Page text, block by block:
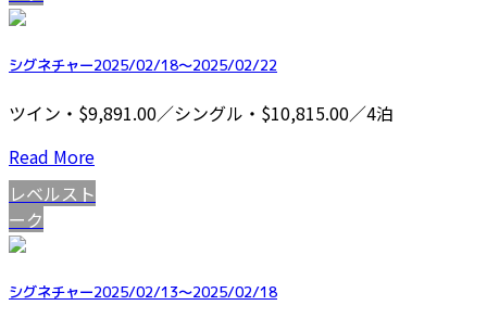
シグネチャー2025/02/18～2025/02/22
ツイン・$9,891.00／シングル・$10,815.00／4泊
Read More
レベルスト
ーク
シグネチャー2025/02/13～2025/02/18